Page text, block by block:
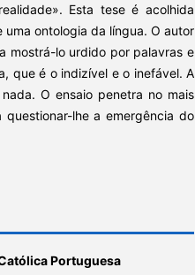
Esta tese é acolhida
ontologia da língua. O autor
mostrá-lo urdido por palavras e
que é o indizível e o inefável. A
O ensaio penetra no mais
lhe a emergência do
Portuguesa